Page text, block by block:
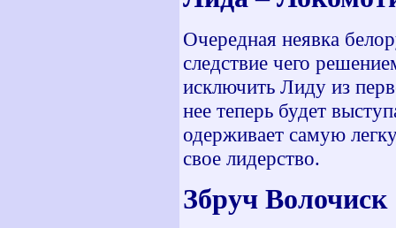
Очередная неявка
следствие чего
исключить Лиду из
нее теперь будет
одерживает самую
свое лидерство.
Збруч Волочиск